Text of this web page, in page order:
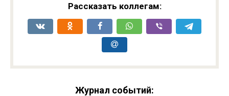
Рассказать коллегам:
Журнал событий: